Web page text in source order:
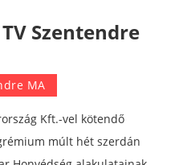
Szentendre
MA
Kft.-vel kötendő
múlt hét szerdán